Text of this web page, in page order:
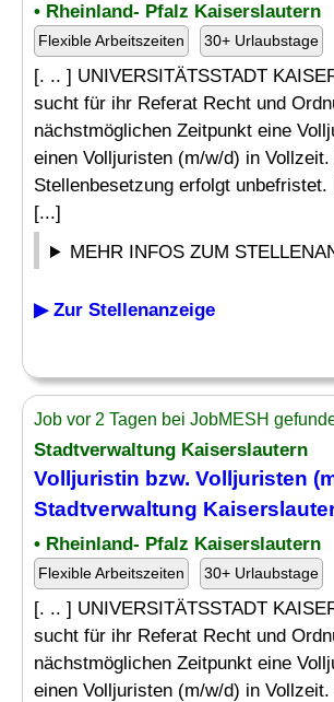
• Rheinland- Pfalz Kaiserslautern
Flexible Arbeitszeiten 30+ Urlaubstage
[. .. ] UNIVERSITÄTSSTADT
sucht für ihr Referat Recht und
nächstmöglichen Zeitpunkt eine
einen Volljuristen (m/w/d) in Vollzeit.
Stellenbesetzung erfolgt
[...]
MEHR INFOS ZUM
▶ Zur Stellenanzeige
Job vor 2 Tagen bei JobMESH
Stadtverwaltung Kaiserslautern
Volljuristin bzw. Volljuristen
Stadtverwaltung
• Rheinland- Pfalz Kaiserslautern
Flexible Arbeitszeiten 30+ Urlaubstage
[. .. ] UNIVERSITÄTSSTADT
sucht für ihr Referat Recht und
nächstmöglichen Zeitpunkt eine
einen Volljuristen (m/w/d) in Vollzeit.